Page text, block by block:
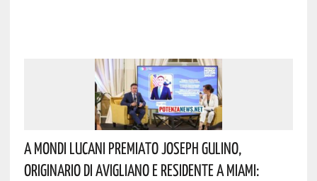
A Mondi Lucani Premiato Joseph Gulino,
Originario Di Avigliano E Residente A Miami: